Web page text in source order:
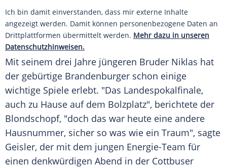
Ich bin damit einverstanden, dass mir externe Inhalte
angezeigt werden. Damit können personenbezogene Daten an
Drittplattformen übermittelt werden. Mehr dazu in unseren
Datenschutzhinweisen.
Mit seinem drei Jahre jüngeren Bruder Niklas hat
der gebürtige Brandenburger schon einige
wichtige Spiele erlebt. "Das Landespokalfinale,
auch zu Hause auf dem Bolzplatz", berichtete der
Blondschopf, "doch das war heute eine andere
Hausnummer, sicher so was wie ein Traum", sagte
Geisler, der mit dem jungen Energie-Team für
einen denkwürdigen Abend in der Cottbuser